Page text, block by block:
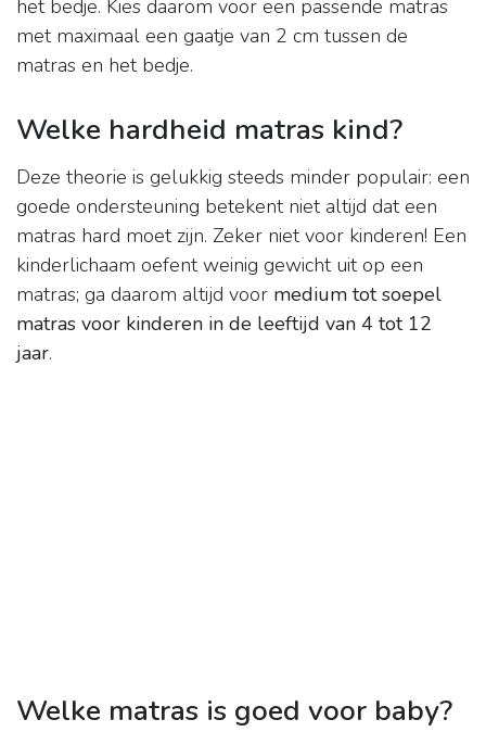
het bedje. Kies daarom voor een passende matras
met maximaal een gaatje van 2 cm tussen de
matras en het bedje.
Welke hardheid matras kind?
Deze theorie is gelukkig steeds minder populair: een
goede ondersteuning betekent niet altijd dat een
matras hard moet zijn. Zeker niet voor kinderen! Een
kinderlichaam oefent weinig gewicht uit op een
matras; ga daarom altijd voor medium tot soepel
matras voor kinderen in de leeftijd van 4 tot 12
jaar.
Welke matras is goed voor baby?